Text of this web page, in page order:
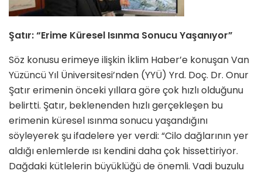
Şatır: “Erime Küresel Isınma Sonucu Yaşanıyor”
Söz konusu erimeye ilişkin İklim Haber’e konuşan Van
Yüzüncü Yıl Üniversitesi’nden (YYÜ) Yrd. Doç. Dr. Onur
Şatır erimenin önceki yıllara göre çok hızlı olduğunu
belirtti. Şatır, beklenenden hızlı gerçekleşen bu
erimenin küresel ısınma sonucu yaşandığını
söyleyerek şu ifadelere yer verdi: “Cilo dağlarının yer
aldığı enlemlerde ısı kendini daha çok hissettiriyor.
Dağdaki kütlelerin büyüklüğü de önemli. Vadi buzulu